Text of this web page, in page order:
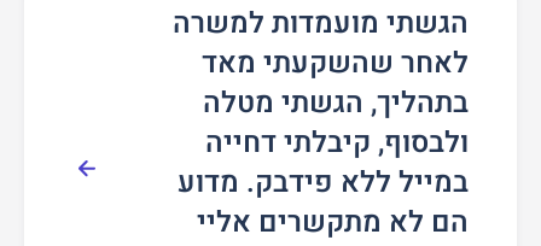
הגשתי מועמדות למשרה
לאחר שהשקעתי מאד
בתהליך, הגשתי מטלה
ולבסוף, קיבלתי דחייה
במייל ללא פידבק. מדוע
הם לא מתקשרים אליי